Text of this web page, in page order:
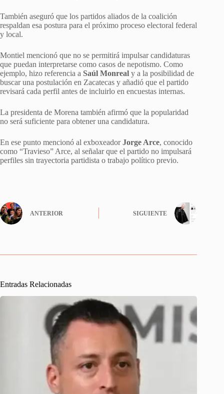
También aseguró que los partidos aliados de la coalición
respaldan esa postura para el próximo proceso electoral federal
y local.
Montiel mencionó que no se permitirá impulsar candidaturas
que puedan interpretarse como casos de nepotismo. Como
ejemplo, hizo referencia a Saúl Monreal y a la posibilidad de
buscar una postulación en Zacatecas y añadió que el partido
revisará cada perfil antes de incluirlo en encuestas internas.
La presidenta de Morena también afirmó que la popularidad
no será suficiente para obtener una candidatura.
En ese punto mencionó al exboxeadorJorge Arce, conocido
como “Travieso” Arce, al señalar que el partido no impulsará
perfiles sin trayectoria partidista o trabajo político previo.
ANTERIOR SIGUIENTE
Entradas Relacionadas